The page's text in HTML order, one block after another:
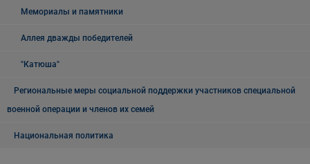
Мемориалы и памятники
Аллея дважды победителей
"Катюша"
Региональные меры социальной поддержки участников специальной
военной операции и членов их семей
Национальная политика